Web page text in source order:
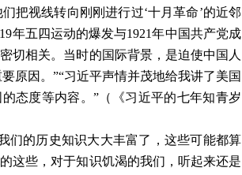
把视线转向刚刚进行过‘十月革命’的近邻
年五四运动的爆发与1921年中国共产党成
切相关。当时的国际背景，是迫使中国人
原因。”“习近平声情并茂地给我讲了美国
态度等内容。”（《习近平的七年知青岁
们的历史知识大大丰富了，这些可能都算
这些，对于知识饥渴的我们，听起来还是